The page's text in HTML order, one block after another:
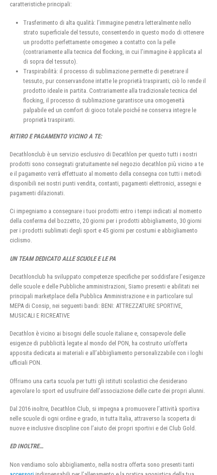
caratteristiche principali:
Trasferimento di alta qualità: l’immagine penetra letteralmente nello
strato superficiale del tessuto, consentendo in questo modo di ottenere
un prodotto perfettamente omogeneo a contatto con la pelle
(contrariamente alla tecnica del flocking, in cui l’immagine è applicata al
di sopra del tessuto).
Traspirabilità: il processo di sublimazione permette di penetrare il
tessuto, pur conservandone intatte le proprietà traspiranti; ciò lo rende il
prodotto ideale in partita. Contrariamente alla tradizionale tecnica del
flocking, il processo di sublimazione garantisce una omogeneità
palpabile ed un comfort di gioco totale poiché ne conserva integre le
proprietà traspiranti.
RITIRO E PAGAMENTO VICINO A TE:
Decathlonclub è un servizio esclusivo di Decathlon per questo tutti i nostri
prodotti sono consegnati gratuitamente nel negozio decathlon più vicino a te
e il pagamento verrà effettuato al momento della consegna con tutti i metodi
disponibili nei nostri punti vendita, contanti, pagamenti elettronici, assegni e
pagamenti dilazionati.
Ci impegniamo a consegnare i tuoi prodotti entro i tempi indicati al momento
della conferma del bozzetto, 20 giorni per i prodotti abbigliamento, 30 giorni
per i prodotti sublimati degli sport e 45 giorni per costumi e abbigliamento
ciclismo.
UN TEAM DEDICATO ALLE SCUOLE E LE PA
Decathlonclub ha sviluppato competenze specifiche per soddisfare l’esigenze
delle scuole e delle Pubbliche amministrazioni, Siamo presenti e abilitati nei
principali marketplace della Pubblica Amministrazione e in particolare sul
MEPA di Consip, nei seguenti bandi: BENI: ATTREZZATURE SPORTIVE,
MUSICALI E RICREATIVE
Decathlon è vicino ai bisogni delle scuole italiane e, consapevole delle
esigenze di pubblicità legate al mondo del PON, ha costruito un’offerta
apposita dedicata ai materiali e all’abbigliamento personalizzabile con i loghi
ufficiali PON.
Offriamo una carta scuola per tutti gli istituti scolastici che desiderano
agevolare lo sport ed usufruire dell’associazione delle carte dei propri alunni.
Dal 2016 inoltre, Decathlon Club, si impegna a promuovere l’attività sportiva
nelle scuole di ogni ordine e grado, in tutta Italia, attraverso la scoperta di
nuove e inclusive discipline con l’aiuto dei propri sportivi e dei Club Gold.
ED INOLTRE…
Non vendiamo solo abbigliamento, nella nostra offerta sono presenti tanti